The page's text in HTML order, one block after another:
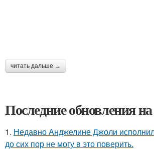
читать дальше →
Последние обновления на
1. Недавно Анджелине Джоли
до сих пор не могу в это поверить.